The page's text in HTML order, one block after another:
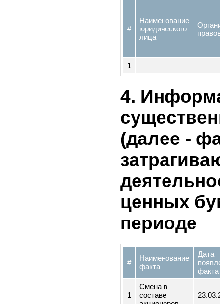
Наименование
юридического
лица
1
4.
(далее -
ценных
периоде